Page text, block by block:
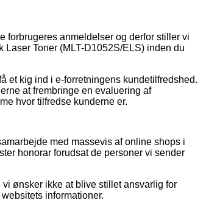
forbrugeres anmeldelser og derfor stiller vi
Toner (MLT-D1052S/ELS) inden du
et kig ind i e-forretningens kundetilfredshed.
at frembringe en evaluering af
hvor tilfredse kunderne er.
med massevis af online shops i
honorar forudsat de personer vi sender
ønsker ikke at blive stillet ansvarlig for
informationer.